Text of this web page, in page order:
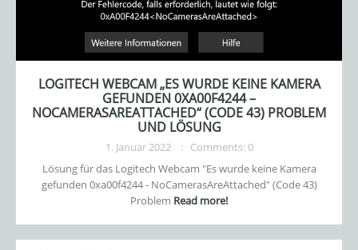
LOGITECH WEBCAM „ES WURDE KEINE KAMERA
GEFUNDEN 0XA00F4244 –
NOCAMERASAREATTACHED“ (CODE 43) PROBLEM
UND LÖSUNG
1. Januar 2022
Comments: 0
Lösung für das Logitech Webcam "Es wurde keine Kamera
gefunden 0xa00f4244 - NoCamerasAreAttached" (Code 43)
Problem Read more!